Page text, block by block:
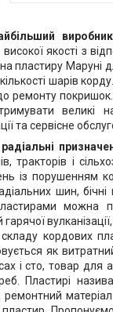
високої якості з
пластиру Маруні
шарів
ремонту покришок.
великі
та сервісне
радіальні
тракторів і
із порушенням
шин,
можна
гарячої
кордових
як
і сто, товар для
Пластирі
ремонтний